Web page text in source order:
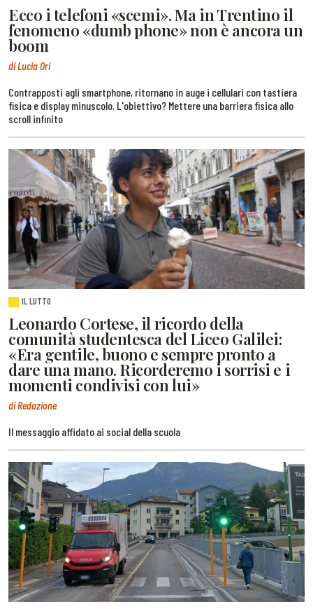
Ecco i telefoni «scemi». Ma in Trentino il
fenomeno «dumb phone» non è ancora un
boom
di Lucia Ori
Contrapposti agli smartphone, ritornano in auge i cellulari con tastiera
fisica e display minuscolo. L'obiettivo? Mettere una barriera fisica allo
scroll infinito
IL LUTTO
Leonardo Cortese, il ricordo della
comunità studentesca del Liceo Galilei:
«Era gentile, buono e sempre pronto a
dare una mano. Ricorderemo i sorrisi e i
momenti condivisi con lui»
di Redazione
Il messaggio affidato ai social della scuola